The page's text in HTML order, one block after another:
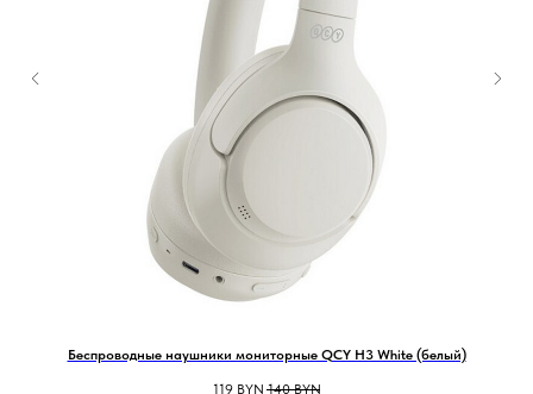
Беспроводные наушники мониторные QCY H3 White (белый)
119 BYN 140 BYN